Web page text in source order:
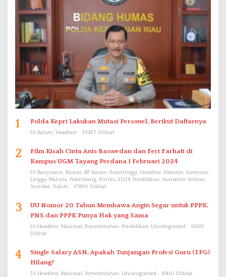
1 Polda Kepri Lakukan Mutasi Personel, Berikut Daftarnya
Di Batam, Headline 23427 Dilihat
2
Film Kisah Cinta Anis Baswedan dan Feri Farhati di
Kampus UGM Tayang Perdana 1 Februari 2024
Di Banyuasin, Bintan, BP Batam, Bukittinggi, Headline, Hiburan, Karimun,
Lingga, Natuna, Palembang, Pemilu 2024, Pendidikan, Sumatera Selatan,
Sumbar, Tokoh
17850 Dilihat
3
UU Nomor 20 Tahun Membawa Angin Segar untuk PPPK.
PNS dan PPPK Punya Hak yang Sama
Di Headline, Nasional, Pemerintahan, Pendidikan, Uncategorized
15625
Dilihat
4
Single Salary ASN, Apakah Tunjangan Profesi Guru (TPG)
Hilang?
Di Headline, Nasional, Pemerintahan, Uncategorized 15410 Dilihat